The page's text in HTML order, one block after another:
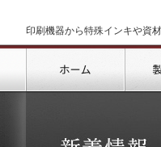
印刷機器から特殊インキや資
トップ